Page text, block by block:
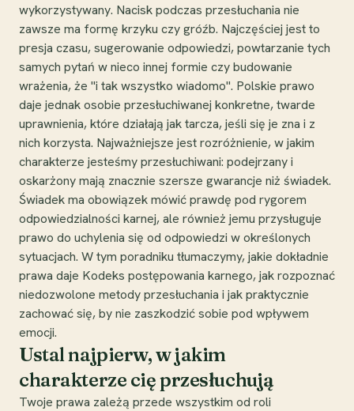
wykorzystywany. Nacisk podczas przesłuchania nie
zawsze ma formę krzyku czy gróźb. Najczęściej jest to
presja czasu, sugerowanie odpowiedzi, powtarzanie tych
samych pytań w nieco innej formie czy budowanie
wrażenia, że "i tak wszystko wiadomo". Polskie prawo
daje jednak osobie przesłuchiwanej konkretne, twarde
uprawnienia, które działają jak tarcza, jeśli się je zna i z
nich korzysta. Najważniejsze jest rozróżnienie, w jakim
charakterze jesteśmy przesłuchiwani: podejrzany i
oskarżony mają znacznie szersze gwarancje niż świadek.
Świadek ma obowiązek mówić prawdę pod rygorem
odpowiedzialności karnej, ale również jemu przysługuje
prawo do uchylenia się od odpowiedzi w określonych
sytuacjach. W tym poradniku tłumaczymy, jakie dokładnie
prawa daje Kodeks postępowania karnego, jak rozpoznać
niedozwolone metody przesłuchania i jak praktycznie
zachować się, by nie zaszkodzić sobie pod wpływem
emocji.
Ustal najpierw, w jakim
charakterze cię przesłuchują
Twoje prawa zależą przede wszystkim od roli